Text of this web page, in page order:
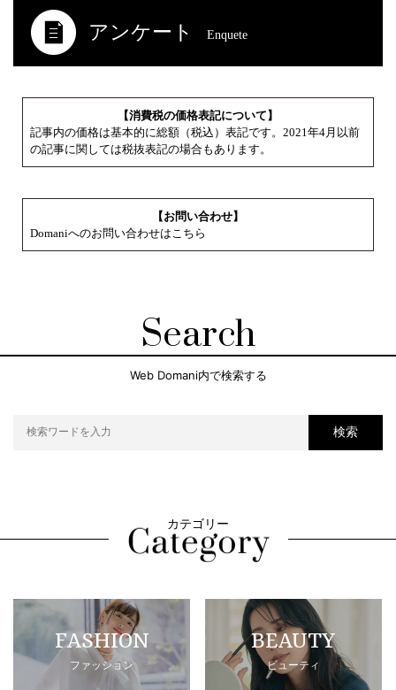
アンケート Enquete
【消費税の価格表記について】
記事内の価格は基本的に総額（税込）表記です。2021年4月以前
の記事に関しては税抜表記の場合もあります。
【お問い合わせ】
Domaniへのお問い合わせはこちら
Search
Web Domani内で検索する
検索
カテゴリー
FASHION
ファッション
BEAUTY
ビューティ